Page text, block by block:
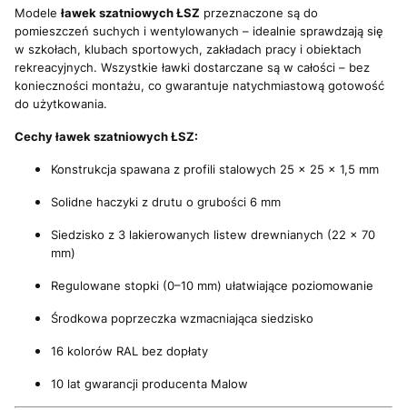
Modele ławek szatniowych ŁSZ przeznaczone są do
pomieszczeń suchych i wentylowanych – idealnie sprawdzają się
w szkołach, klubach sportowych, zakładach pracy i obiektach
rekreacyjnych. Wszystkie ławki dostarczane są w całości – bez
konieczności montażu, co gwarantuje natychmiastową gotowość
do użytkowania.
Cechy ławek szatniowych ŁSZ:
Konstrukcja spawana z profili stalowych 25 × 25 × 1,5 mm
Solidne haczyki z drutu o grubości 6 mm
Siedzisko z 3 lakierowanych listew drewnianych (22 × 70
mm)
Regulowane stopki (0–10 mm) ułatwiające poziomowanie
Środkowa poprzeczka wzmacniająca siedzisko
16 kolorów RAL bez dopłaty
10 lat gwarancji producenta Malow